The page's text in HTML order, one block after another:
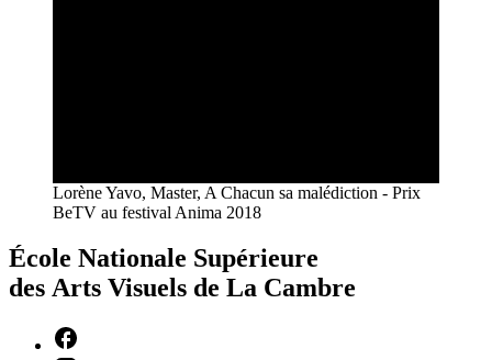
Lorène Yavo, Master, A Chacun sa malédiction - Prix
BeTV au festival Anima 2018
École Nationale Supérieure
des Arts Visuels de La Cambre